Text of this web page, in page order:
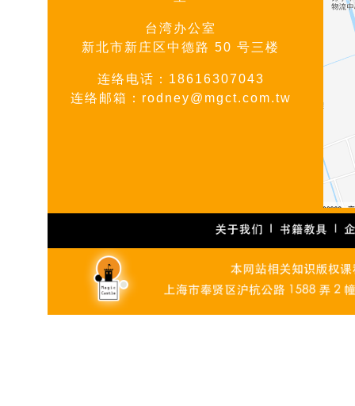
台湾办公室
新北市新庄区中德路 50 号三楼
连络电话：18616307043
连络邮箱：rodney@mgct.com.tw